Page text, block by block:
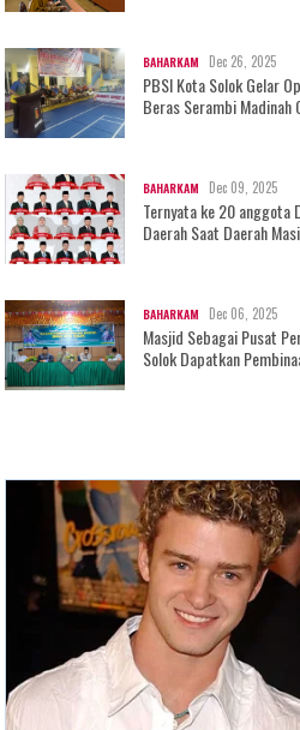
BAHARKAM Dec 26, 2025
PBSI Kota Solok Gelar
Beras Serambi Madinah
BAHARKAM Dec 09, 2025
Ternyata ke 20 anggota
Daerah Saat Daerah
BAHARKAM Dec 06, 2025
Masjid Sebagai Pusat
Solok Dapatkan